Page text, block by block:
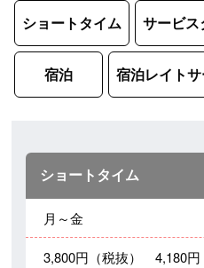
ショートタイム サービ
宿泊 宿泊レイト
ショートタイム
月～金
3,800円（税抜） 4,180円